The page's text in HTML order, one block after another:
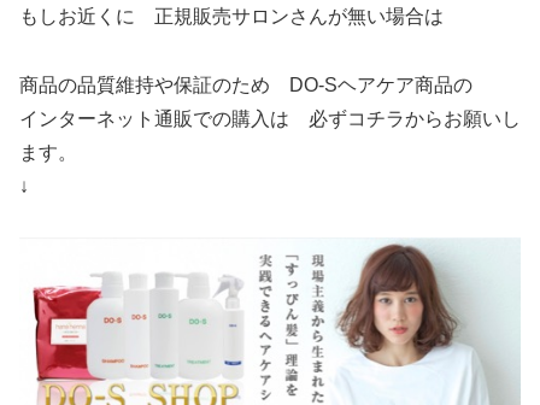
もしお近くに 正規販売サロンさんが無い場合は
商品の品質維持や保証のため DO-Sヘアケア商品の
インターネット通販での購入は 必ずコチラからお願いし
ます。
↓